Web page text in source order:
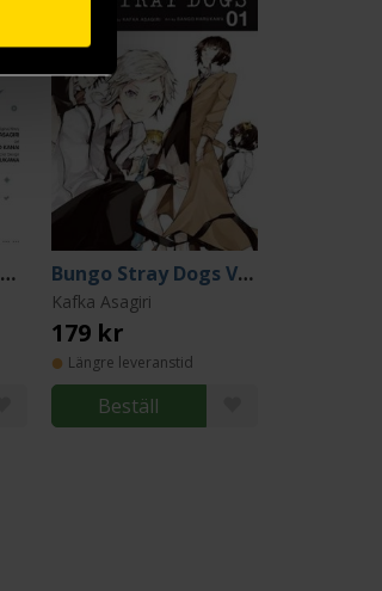
Bungo Stray Dogs: Wan! Vol 12 Bungo Stray Dogs Vol 1
Kafka Asagiri
179 kr
Längre leveranstid
Beställ